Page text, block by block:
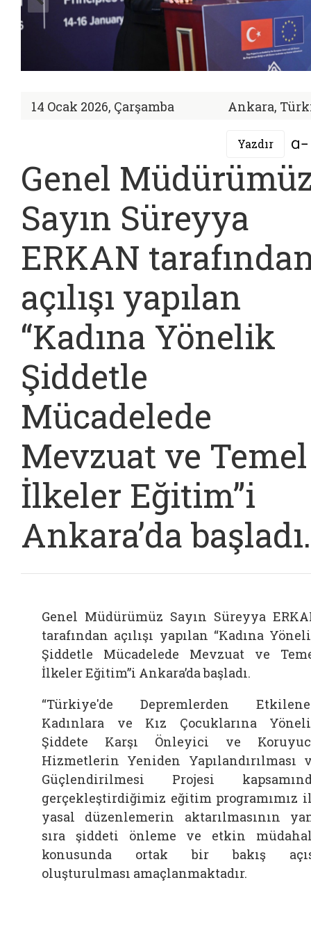
14 Ocak 2026, Çarşamba Ankara,
Yazdır
Genel
Sayın Süreyya
ERKAN
açılışı yapılan
“Kadına Yönelik
Şiddetle
Mücadelede
Mevzuat ve Temel
İlkeler Eğitim”i
Ankara’da başladı.
Genel Müdürümüz Sayın Süreyya
tarafından açılışı yapılan “Kadına
Şiddetle Mücadelede Mevzuat ve
İlkeler Eğitim”i Ankara’da başladı.
“Türkiye'de Depremlerden
Kadınlara ve Kız Çocuklarına
Şiddete Karşı Önleyici ve
Hizmetlerin Yeniden Yapılandırılması
Güçlendirilmesi Projesi
gerçekleştirdiğimiz eğitim programımız
yasal düzenlemerin aktarılmasının
sıra şiddeti önleme ve etkin
konusunda ortak bir bakış
oluşturulması amaçlanmaktadır.